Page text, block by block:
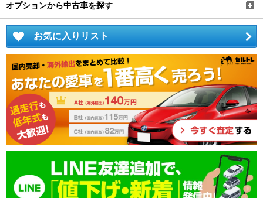
オプションから中古車を探す
お気に入りリスト